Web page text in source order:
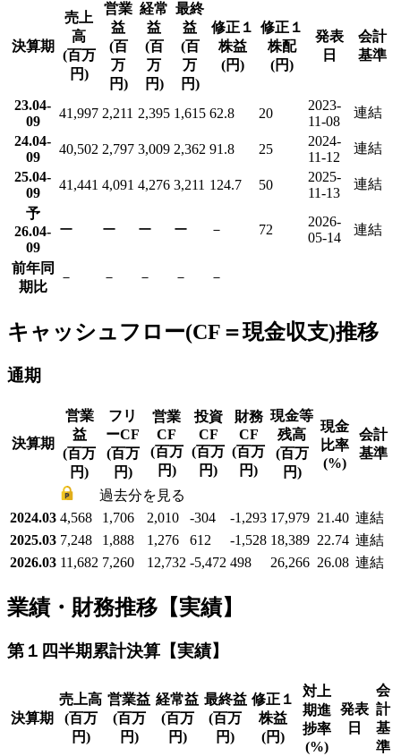
決算期
売上
高
(百万
円)
営業
益
(百
万
円)
経常
益
(百
万
円)
最終
益
(百
万
円)
修正１
株益
(円)
修正１
株配
(円)
発表
日
会計
基準
23.04-
09
41,997 2,211 2,395 1,615 62.8 20
2023-
11-08
連結
24.04-
09
40,502 2,797 3,009 2,362 91.8 25
2024-
11-12
連結
25.04-
09
41,441 4,091 4,276 3,211 124.7 50
2025-
11-13
連結
予
26.04-
09
ー ー ー ー － 72
2026-
05-14
連結
前年同
期比
－ － － － －
キャッシュフロー(CF＝現金収支)推移
通期
決算期
営業
益
(百万
円)
フリ
ーCF
(百万
円)
営業
CF
(百万
円)
投資
CF
(百万
円)
財務
CF
(百万
円)
現金等
残高
(百万
円)
現金
比率
(%)
会計
基準
過去分を見る
2024.03 4,568 1,706 2,010 -304 -1,293 17,979 21.40 連結
2025.03 7,248 1,888 1,276 612 -1,528 18,389 22.74 連結
2026.03 11,682 7,260 12,732 -5,472 498 26,266 26.08 連結
業績・財務推移【実績】
第１四半期累計決算【実績】
決算期
売上高
(百万
円)
営業益
(百万
円)
経常益
(百万
円)
最終益
(百万
円)
修正１
株益
(円)
対上
期進
捗率
(%)
発表
日
会
計
基
準